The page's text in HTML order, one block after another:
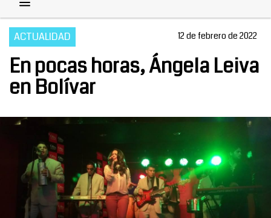
ACTUALIDAD 12 de febrero de 2022
En pocas horas, Ángela Leiva
en Bolívar